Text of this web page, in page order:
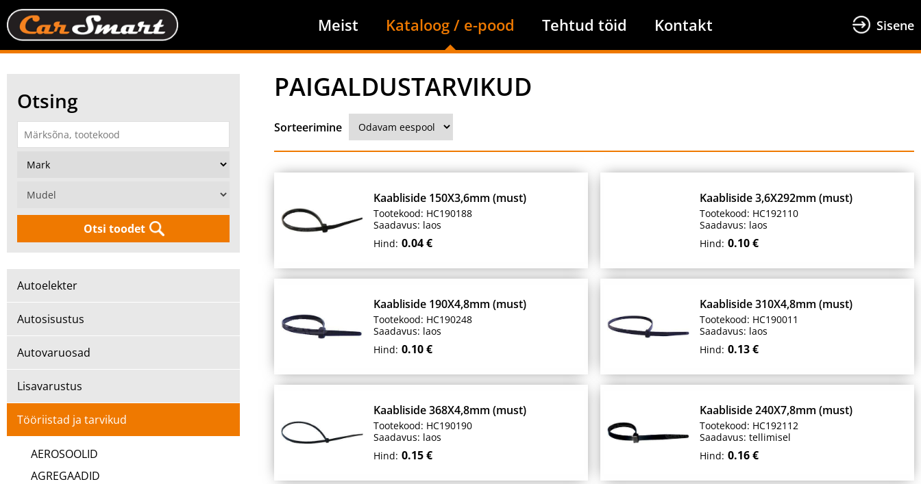
Meist Kataloog / e-pood Tehtud töid Kontakt Sisene
Otsing
Otsi toodet
Autoelekter
Autosisustus
Autovaruosad
Lisavarustus
Tööriistad ja tarvikud
AEROSOOLID
AGREGAADID
PAIGALDUSTARVIKUD
Sorteerimine
Kaabliside 150X3,6mm (must)
Tootekood: HC190188
Saadavus: laos
Hind: 0.04 €
Kaabliside 3,6X292mm (must)
Tootekood: HC192110
Saadavus: laos
Hind: 0.10 €
Kaabliside 190X4,8mm (must)
Tootekood: HC190248
Saadavus: laos
Hind: 0.10 €
Kaabliside 310X4,8mm (must)
Tootekood: HC190011
Saadavus: laos
Hind: 0.13 €
Kaabliside 368X4,8mm (must)
Tootekood: HC190190
Saadavus: laos
Hind: 0.15 €
Kaabliside 240X7,8mm (must)
Tootekood: HC192112
Saadavus: tellimisel
Hind: 0.16 €